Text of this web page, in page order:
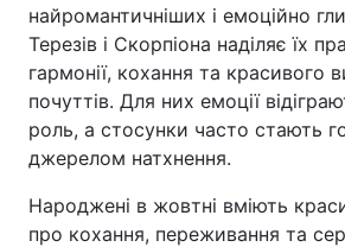
найромантичніших і емоційно
Терезів і Скорпіона наділяє їх
гармонії, кохання та красивого
почуттів. Для них емоції
роль, а стосунки часто стають
джерелом натхнення.
Народжені в жовтні вміють
про кохання, переживання та